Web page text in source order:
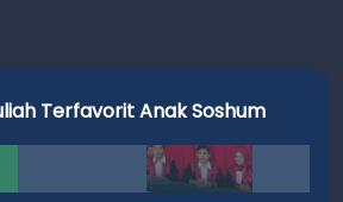
Terfavorit Anak Soshum